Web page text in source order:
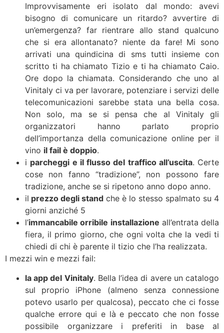
Improvvisamente eri isolato dal mondo: avevi
bisogno di comunicare un ritardo? avvertire di
un’emergenza? far rientrare allo stand qualcuno
che si era allontanato? niente da fare! Mi sono
arrivati una quindicina di sms tutti insieme con
scritto ti ha chiamato Tizio e ti ha chiamato Caio.
Ore dopo la chiamata. Considerando che uno al
Vinitaly ci va per lavorare, potenziare i servizi delle
telecomunicazioni sarebbe stata una bella cosa.
Non solo, ma se si pensa che al Vinitaly gli
organizzatori hanno parlato proprio
dell’importanza della comunicazione online per il
vino il fail è doppio.
i parcheggi e il flusso del traffico all’uscita. Certe
cose non fanno “tradizione”, non possono fare
tradizione, anche se si ripetono anno dopo anno.
il prezzo degli stand che è lo stesso spalmato su 4
giorni anziché 5
l’immancabile orribile installazione all’entrata della
fiera, il primo giorno, che ogni volta che la vedi ti
chiedi di chi è parente il tizio che l’ha realizzata.
I mezzi win e mezzi fail:
la app del Vinitaly. Bella l’idea di avere un catalogo
sul proprio iPhone (almeno senza connessione
potevo usarlo per qualcosa), peccato che ci fosse
qualche errore qui e là e peccato che non fosse
possibile organizzare i preferiti in base al